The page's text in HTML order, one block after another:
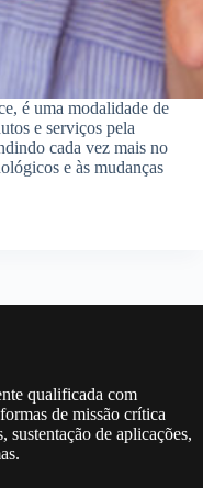
é uma modalidade de
e serviços pela
cada vez mais no
e às mudanças
qualificada com
de missão crítica
sustentação de aplicações,